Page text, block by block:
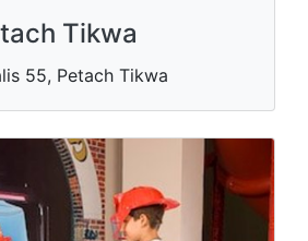
Tikwa
55, Petach Tikwa